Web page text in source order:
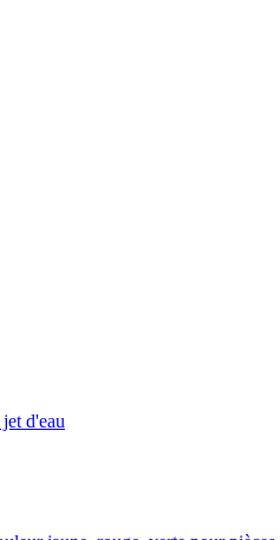
d'eau